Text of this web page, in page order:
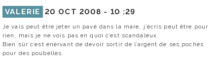
VALERIE 20 OCT 2008 - 10 :29
Je vais peut être jeter un pavé dans la mare, j’écris peut être pour
rien, mais je ne vois pas en quoi c’est scandaleux.
Bien sûr c’est énervant de devoir sortir de l’argent de ses poches
pour des poubelles.